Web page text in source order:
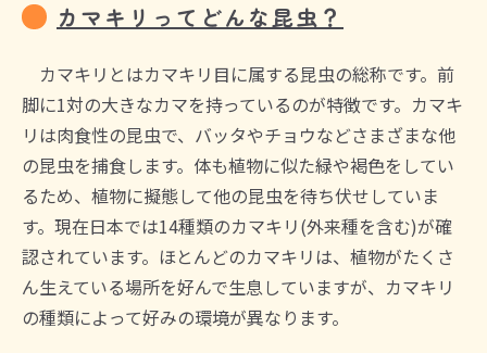
カマキリってどんな昆虫？
カマキリとはカマキリ目に属する昆虫の総称です。前
脚に1対の大きなカマを持っているのが特徴です。カマキ
リは肉食性の昆虫で、バッタやチョウなどさまざまな他
の昆虫を捕食します。体も植物に似た緑や褐色をしてい
るため、植物に擬態して他の昆虫を待ち伏せしていま
す。現在日本では14種類のカマキリ(外来種を含む)が確
認されています。ほとんどのカマキリは、植物がたくさ
ん生えている場所を好んで生息していますが、カマキリ
の種類によって好みの環境が異なります。